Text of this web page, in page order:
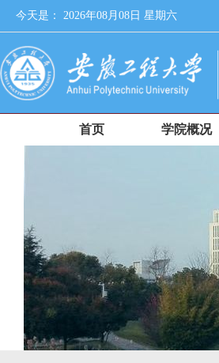
今天是： 2026年08月08日 星期六
首页 学院概况